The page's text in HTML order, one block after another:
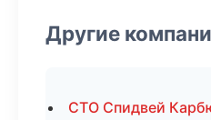
Другие
СТО Спидвей